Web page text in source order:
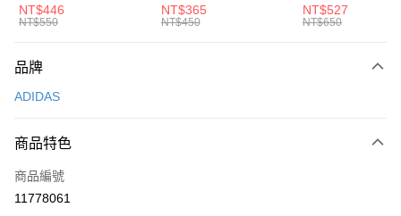
元大商業銀行
台灣樂天信用卡公司
AFTEE先享後付
【關於「AFTEE先享後付」】
便利好安心！
３．安心：先確認商品／服務後，再付款。
【「AFTEE先享後付」結帳流程】
１．於結帳方式選擇「AFTEE先享後付」後，將跳轉至「AFTEE先享後付」
運送方式
每筆NT$100，滿NT$1,500(含以上)免運費
宅配
每筆NT$100，滿NT$1,500(含以上)免運費
中統襪 FZ3393100
NT$446
NT$550
EMBRDY 男女 短統襪
FZ3073133
NT$365
NT$450
BA5871010
NT$527
NT$650
品牌
ADIDAS
商品特色
商品編號
11778061